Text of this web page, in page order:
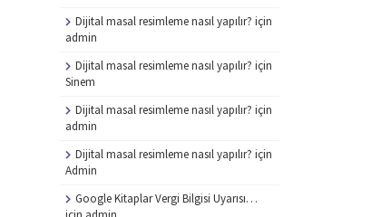
Dijital masal resimleme nasıl yapılır? için
admin
Dijital masal resimleme nasıl yapılır? için
Sinem
Dijital masal resimleme nasıl yapılır? için
admin
Dijital masal resimleme nasıl yapılır? için
Admin
Google Kitaplar Vergi Bilgisi Uyarısı…